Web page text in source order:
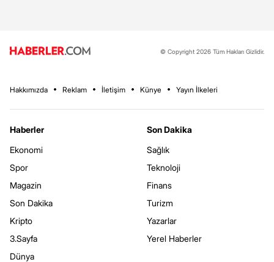
© Copyright 2026 Tüm Hakları Gizlidir.
Hakkımızda Reklam İletişim Künye Yayın İlkeleri
Haberler
Ekonomi
Spor
Magazin
Son Dakika
Kripto
3.Sayfa
Dünya
Son Dakika
Sağlık
Teknoloji
Finans
Turizm
Yazarlar
Yerel Haberler